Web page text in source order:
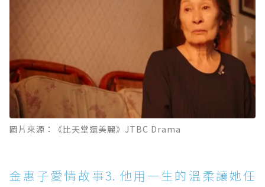
圖片來源：《比天堂還美麗》JTBC Drama
金惠子愛情故事3. 他用一生的溫柔讓她任